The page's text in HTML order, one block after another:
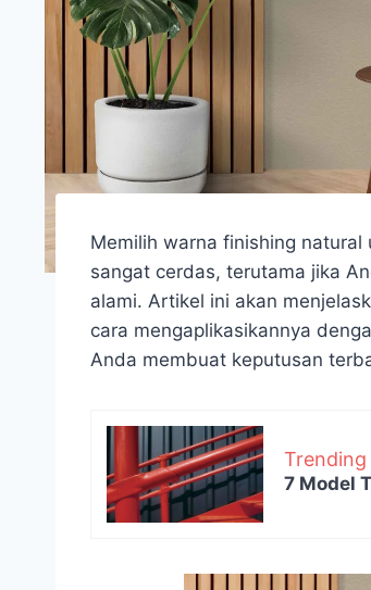
Memilih warna finishing
sangat cerdas, terutama jika
alami. Artikel ini akan
cara mengaplikasikannya
Anda membuat keputusan
Trending
7 Model